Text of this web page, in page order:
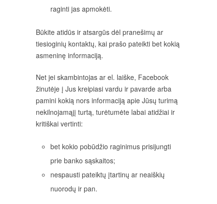
raginti jas apmokėti.
Būkite atidūs ir atsargūs dėl pranešimų ar
tiesioginių kontaktų, kai prašo pateikti bet kokią
asmeninę informaciją.
Net jei skambintojas ar el. laiške, Facebook
žinutėje į Jus kreipiasi vardu ir pavarde arba
pamini kokią nors informaciją apie Jūsų turimą
nekilnojamąjį turtą, turėtumėte labai atidžiai ir
kritiškai vertinti:
bet kokio pobūdžio raginimus prisijungti
prie banko sąskaitos;
nespausti pateiktų įtartinų ar neaiškių
nuorodų ir pan.